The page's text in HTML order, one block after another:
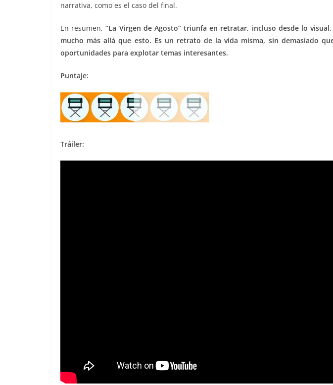
narrativa, como es el caso del final.
En resumen,“La Virgen de Agosto” triunfa en retratar, incluso desde lo
mucho más allá que esto. Es un retrato de la vida misma, sin demasiado
oportunidades para explotar temas interesantes.
Puntaje:
Tráiler: